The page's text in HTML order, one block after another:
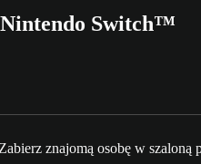
Nintendo Switch™
znajomą osobę w